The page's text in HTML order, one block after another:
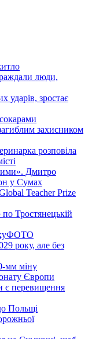
люди,
ударів, зростає
захисником
розповіла
Дмитро
у Сумах
Teacher Prize
по Тростянецькій
ФОТО
року, але без
мм міну
Європи
є перевищення
Польщі